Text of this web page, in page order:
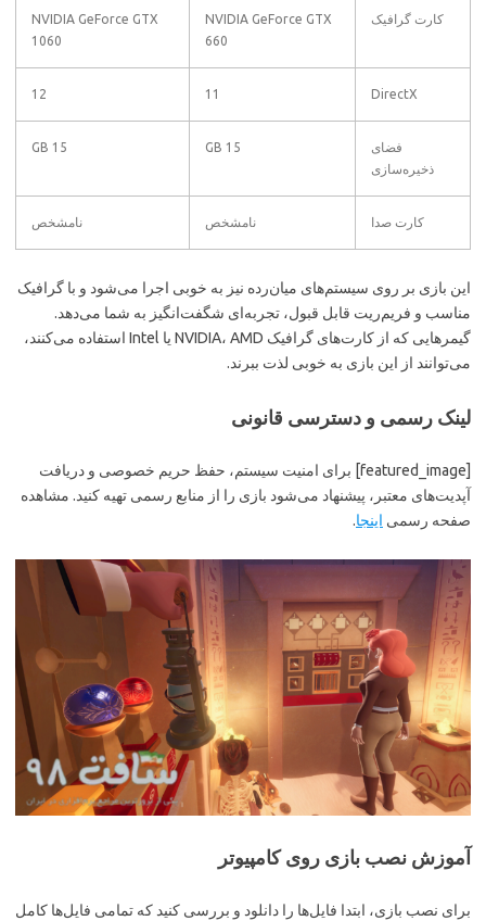
کارت گرافیک
NVIDIA GeForce GTX
660
NVIDIA GeForce GTX
1060
DirectX
11
12
فضای
ذخیره‌سازی
15 GB
15 GB
کارت صدا نامشخص نامشخص
این بازی بر روی سیستم‌های میان‌رده نیز به خوبی اجرا می‌شود و با گرافیک
مناسب و فریم‌ریت قابل قبول، تجربه‌ای شگفت‌انگیز به شما می‌دهد.
گیمرهایی که از کارت‌های گرافیک NVIDIA، AMD یا Intel استفاده می‌کنند،
می‌توانند از این بازی به خوبی لذت ببرند.
لینک رسمی و دسترسی قانونی
[featured_image] برای امنیت سیستم، حفظ حریم خصوصی و دریافت
آپدیت‌های معتبر، پیشنهاد می‌شود بازی را از منابع رسمی تهیه کنید. مشاهده
صفحه رسمی اینجا.
آموزش نصب بازی روی کامپیوتر
برای نصب بازی، ابتدا فایل‌ها را دانلود و بررسی کنید که تمامی فایل‌ها کامل